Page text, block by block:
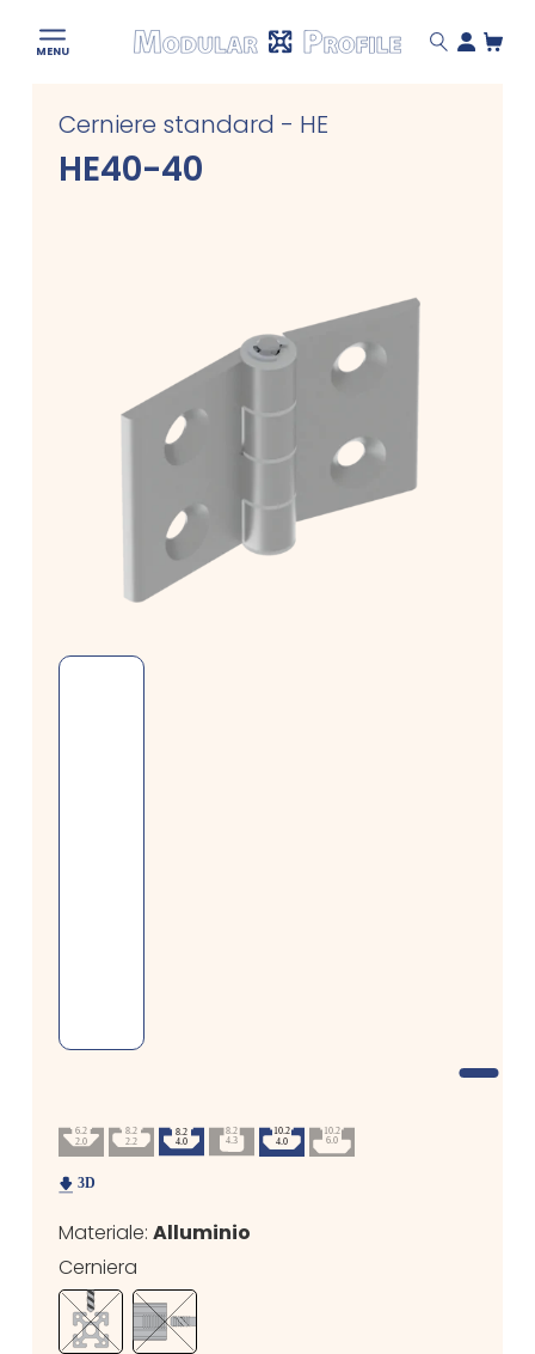
content
MENU
Modular
Cerniere standard - HE
HE40-40
Materiale:Alluminio
Cerniera